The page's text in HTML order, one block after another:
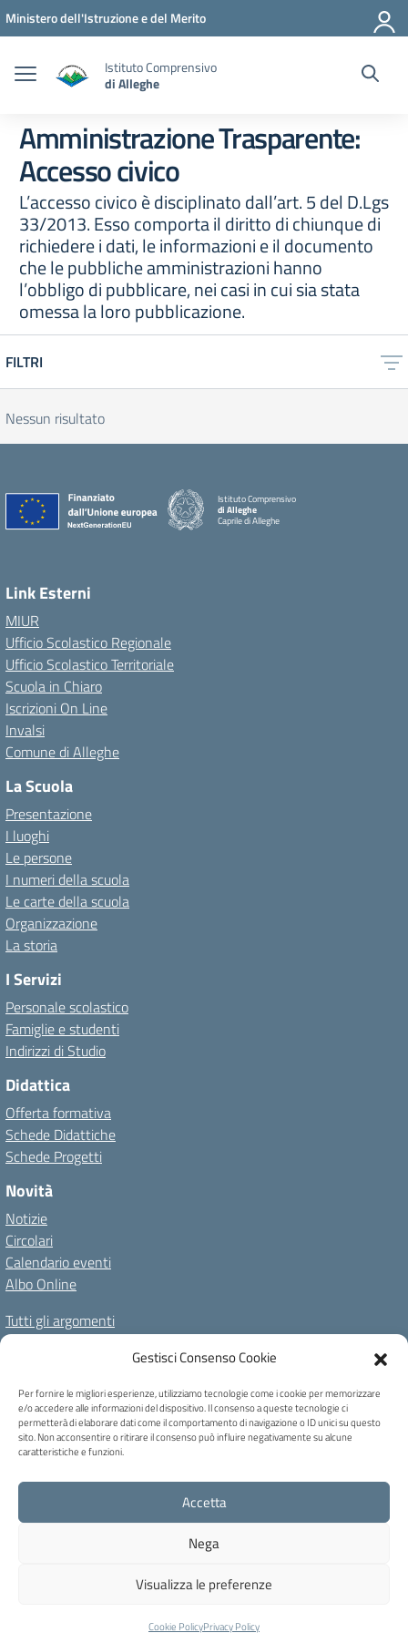
Gestisci Consenso Cookie
Per fornire le migliori esperienze, utilizziamo tecnologie come i cookie per memorizzare
e/o accedere alle informazioni del dispositivo. Il consenso a queste tecnologie ci
permetterà di elaborare dati come il comportamento di navigazione o ID unici su questo
sito. Non acconsentire o ritirare il consenso può influire negativamente su alcune
caratteristiche e funzioni.
Accetta
Nega
Visualizza le preferenze
Cookie PolicyPrivacy Policy
Vai ai contenuti
Vai al menu di navigazione
Vai al footer
Ministero dell'Istruzione e del Merito
Istituto Comprensivo
di Alleghe
Amministrazione Trasparente:
Accesso civico
L’accesso civico è disciplinato dall’art. 5 del D.Lgs
33/2013. Esso comporta il diritto di chiunque di
richiedere i dati, le informazioni e il documento
che le pubbliche amministrazioni hanno
l’obbligo di pubblicare, nei casi in cui sia stata
omessa la loro pubblicazione.
FILTRI
Nessun risultato
Istituto Comprensivo
di Alleghe
Caprile di Alleghe
Link Esterni
MIUR
Ufficio Scolastico Regionale
Ufficio Scolastico Territoriale
Scuola in Chiaro
Iscrizioni On Line
Invalsi
Comune di Alleghe
La Scuola
Presentazione
I luoghi
Le persone
I numeri della scuola
Le carte della scuola
Organizzazione
La storia
I Servizi
Personale scolastico
Famiglie e studenti
Indirizzi di Studio
Didattica
Offerta formativa
Schede Didattiche
Schede Progetti
Novità
Notizie
Circolari
Calendario eventi
Albo Online
Tutti gli argomenti
Il nostro territorio
Amministrazione TrasparenteAlbo OnlinePrivacy Policy
Dichiarazione di accessibilitàNote legaliCookie Policy
C.F. 80004740256 - Codice univoco ufficio: UFB6QF - Via Carducci, 6 -
Caprile di Alleghe (BL) - Tel 0437 721159 - blic82700b@pec.istruzione.it -
blic82700b@istruzione.it
Concept & Design by Designers Italia